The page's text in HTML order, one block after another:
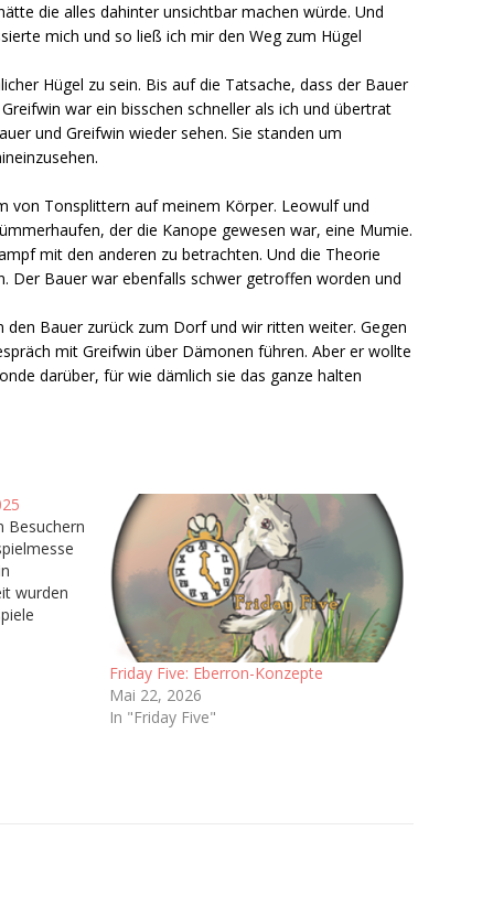
die alles dahinter unsichtbar machen würde. Und
mich und so ließ ich mir den Weg zum Hügel
Hügel zu sein. Bis auf die Tatsache, dass der Bauer
war ein bisschen schneller als ich und übertrat
und Greifwin wieder sehen. Sie standen um
von Tonsplittern auf meinem Körper. Leowulf und
der die Kanope gewesen war, eine Mumie.
mit den anderen zu betrachten. Und die Theorie
Der Bauer war ebenfalls schwer getroffen worden und
Bauer zurück zum Dorf und wir ritten weiter. Gegen
mit Greifwin über Dämonen führen. Aber er wollte
darüber, für wie dämlich sie das ganze halten
Besuchern
wurden
habe
Friday Five: Eberron-Konzepte
Mai 22, 2026
In "Friday Five"